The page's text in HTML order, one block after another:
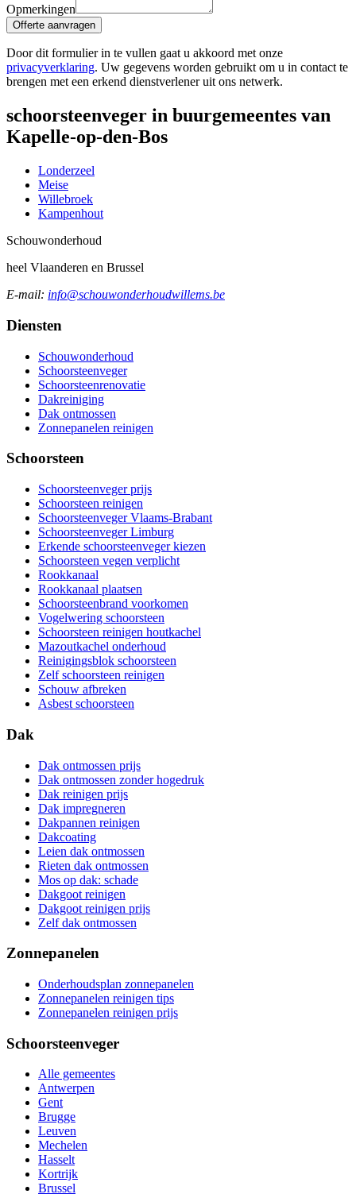
Opmerkingen
Offerte aanvragen
Door dit formulier in te vullen gaat u akkoord met onze
privacyverklaring. Uw gegevens worden gebruikt om u in contact te
brengen met een erkend dienstverlener uit ons netwerk.
schoorsteenveger in buurgemeentes van
Kapelle-op-den-Bos
Londerzeel
Meise
Willebroek
Kampenhout
Schouwonderhoud
heel Vlaanderen en Brussel
E-mail: info@schouwonderhoudwillems.be
Diensten
Schouwonderhoud
Schoorsteenveger
Schoorsteenrenovatie
Dakreiniging
Dak ontmossen
Zonnepanelen reinigen
Schoorsteen
Schoorsteenveger prijs
Schoorsteen reinigen
Schoorsteenveger Vlaams-Brabant
Schoorsteenveger Limburg
Erkende schoorsteenveger kiezen
Schoorsteen vegen verplicht
Rookkanaal
Rookkanaal plaatsen
Schoorsteenbrand voorkomen
Vogelwering schoorsteen
Schoorsteen reinigen houtkachel
Mazoutkachel onderhoud
Reinigingsblok schoorsteen
Zelf schoorsteen reinigen
Schouw afbreken
Asbest schoorsteen
Dak
Dak ontmossen prijs
Dak ontmossen zonder hogedruk
Dak reinigen prijs
Dak impregneren
Dakpannen reinigen
Dakcoating
Leien dak ontmossen
Rieten dak ontmossen
Mos op dak: schade
Dakgoot reinigen
Dakgoot reinigen prijs
Zelf dak ontmossen
Zonnepanelen
Onderhoudsplan zonnepanelen
Zonnepanelen reinigen tips
Zonnepanelen reinigen prijs
Schoorsteenveger
Alle gemeentes
Antwerpen
Gent
Brugge
Leuven
Mechelen
Hasselt
Kortrijk
Brussel